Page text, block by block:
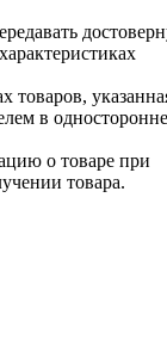
товаров,
в
о товаре при
товара.